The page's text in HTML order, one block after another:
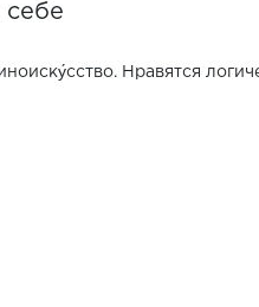
себе
Нравятся